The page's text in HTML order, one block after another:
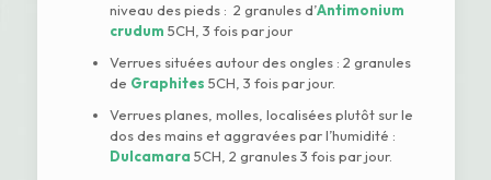
niveau des pieds : 2 granules d’Antimonium
crudum 5CH, 3 fois par jour
Verrues situées autour des ongles : 2 granules
de Graphites 5CH, 3 fois par jour.
Verrues planes, molles, localisées plutôt sur le
dos des mains et aggravées par l’humidité :
Dulcamara 5CH, 2 granules 3 fois par jour.